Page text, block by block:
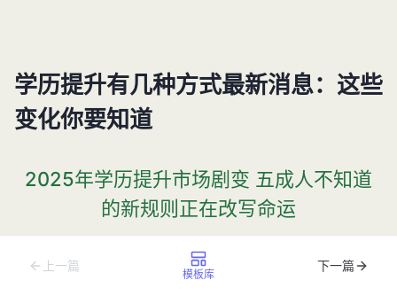
学历提升有几种方式最新消息：这些
变化你要知道
2025年学历提升市场剧变 五成人不知道
的新规则正在改写命运
2025年春节后，深圳某科技公司的招聘现场出现了戏剧性
一幕：两名工作经验相似的求职者，因学历差异导致起薪相
上一篇
模板库
下一篇